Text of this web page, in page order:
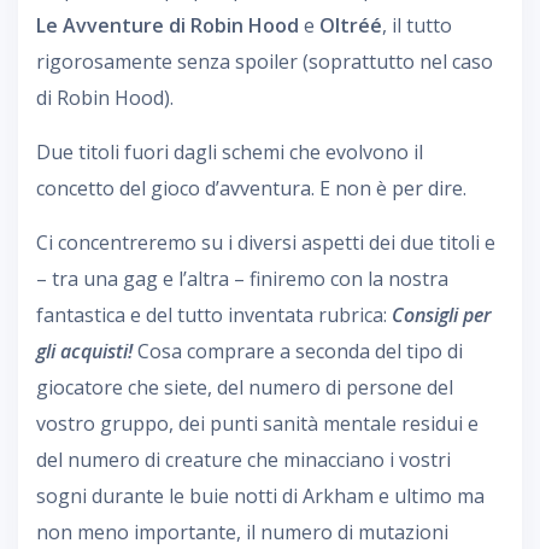
Le Avventure di Robin Hood e Oltréé, il tutto
rigorosamente senza spoiler (soprattutto nel caso
di Robin Hood).
Due titoli fuori dagli schemi che evolvono il
concetto del gioco d’avventura. E non è per dire.
Ci concentreremo su i diversi aspetti dei due titoli e
– tra una gag e l’altra – finiremo con la nostra
fantastica e del tutto inventata rubrica: Consigli per
gli acquisti!Cosa comprare a seconda del tipo di
giocatore che siete, del numero di persone del
vostro gruppo, dei punti sanità mentale residui e
del numero di creature che minacciano i vostri
sogni durante le buie notti di Arkham e ultimo ma
non meno importante, il numero di mutazioni